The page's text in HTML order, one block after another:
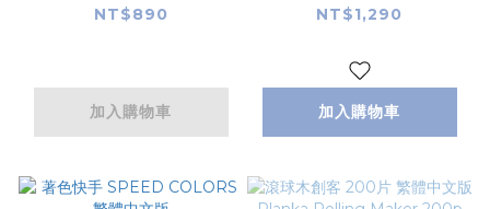
NT$890
加入購物車
NT$1,290
加入購物車